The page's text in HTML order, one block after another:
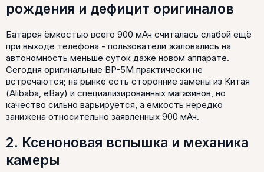
рождения и дефицит оригиналов
Батарея ёмкостью всего 900 мАч считалась слабой ещё
при выходе телефона - пользователи жаловались на
автономность меньше суток даже новом аппарате.
Сегодня оригинальные BP-5M практически не
встречаются; на рынке есть сторонние замены из Китая
(Alibaba, eBay) и специализированных магазинов, но
качество сильно варьируется, а ёмкость нередко
занижена относительно заявленных 900 мАч.
2. Ксеноновая вспышка и механика
камеры